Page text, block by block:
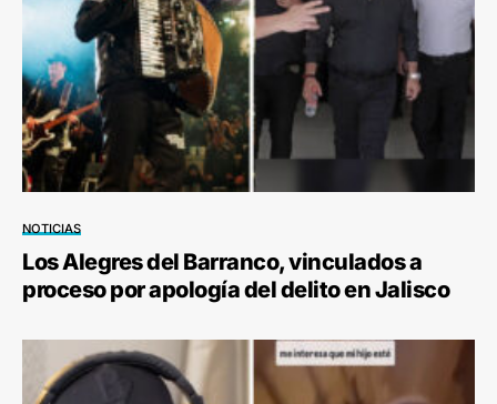
NOTICIAS
Los Alegres del Barranco, vinculados a
proceso por apología del delito en Jalisco